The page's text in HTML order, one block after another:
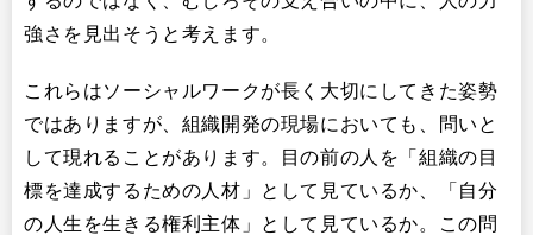
強さを見出そうと考えます。
これらはソーシャルワークが長く大切にしてきた姿勢
ではありますが、組織開発の現場においても、問いと
して現れることがあります。目の前の人を「組織の目
標を達成するための人材」として見ているか、「自分
の人生を生きる権利主体」として見ているか。この問